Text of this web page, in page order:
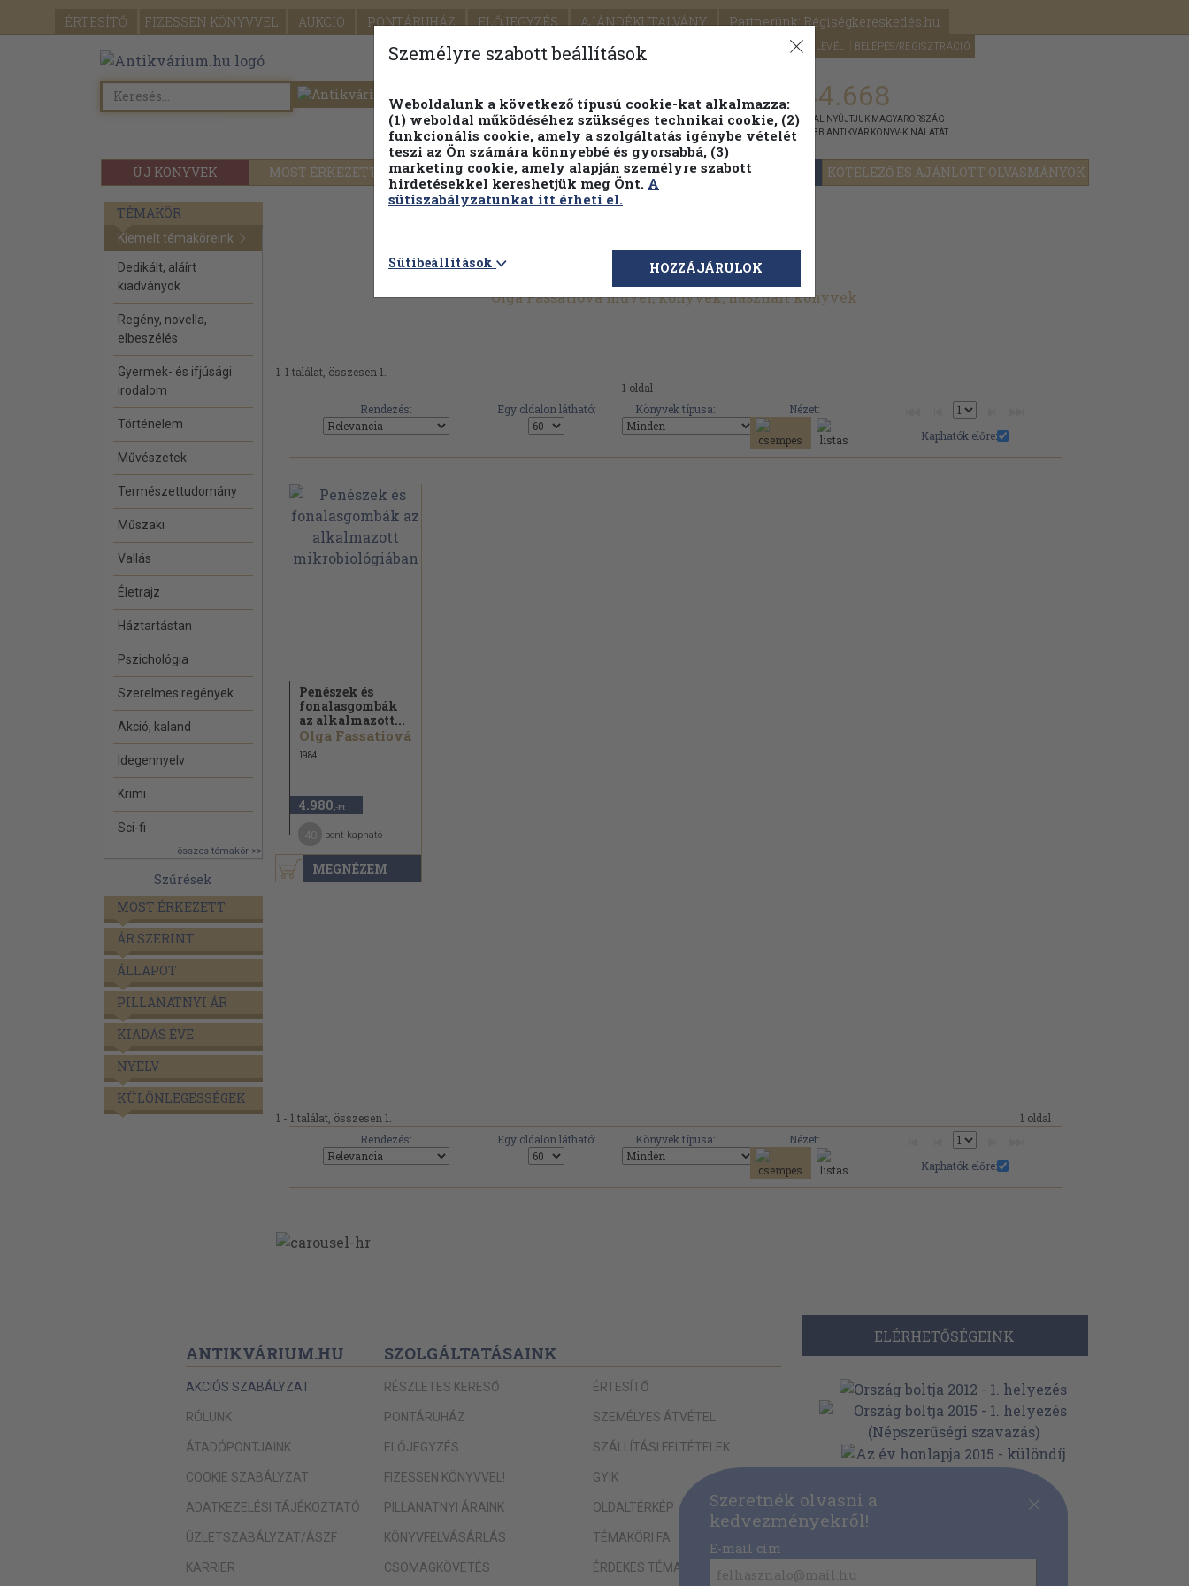
ÉRTESÍTŐ FIZESSEN KÖNYVVEL! AUKCIÓ PONTÁRUHÁZ ELŐJEGYZÉS AJÁNDÉKUTALVÁNY Partnerünk: Régiségkereskedés.hu
SEGÍTSÉG HÍRLEVÉL BELÉPÉS/REGISZTRÁCIÓ
ÚJ KÖNYVEK MOST ÉRKEZETT PILLANATNYI ÁRAINK FENNTARTHATÓ OLVASMÁNYOK KÖTELEZŐ ÉS AJÁNLOTT OLVASMÁNYOK
Részletes kereső Témaköri fa 1.144.668
KIADVÁNNYAL NYÚJTJUK MAGYARORSZÁG
LEGNAGYOBB ANTIKVÁR KÖNYV-KÍNÁLATÁT
TÉMAKÖR
Kiemelt témaköreink
Dedikált, aláírt
kiadványok
Regény, novella,
elbeszélés
Gyermek- és ifjúsági
irodalom
Történelem
Művészetek
Természettudomány
Műszaki
Vallás
Életrajz
Háztartástan
Pszichológia
Szerelmes regények
Akció, kaland
Idegennyelv
Krimi
Sci-fi
összes témakör >>
Szűrések
MOST ÉRKEZETT
ÁR SZERINT
ÁLLAPOT
PILLANATNYI ÁR
KIADÁS ÉVE
NYELV
KÜLÖNLEGESSÉGEK
Olga Fassatiová művei, könyvek, használt könyvek
1-1 találat, összesen 1.
1 oldal
Rendezés:
Egy oldalon látható: Könyvek típusa:
Nézet:
Kaphatók előre:
MEGNÉZEM
Penészek és
fonalasgombák
az alkalmazott...
Olga Fassatiová
1984
4.980 ,-Ft
pont kapható
1 - 1 találat, összesen 1.
1 oldal
Rendezés:
Egy oldalon látható: Könyvek típusa:
Nézet:
Kaphatók előre:
ANTIKVÁRIUM.HU
AKCIÓS SZABÁLYZAT
RÓLUNK
ÁTADÓPONTJAINK
COOKIE SZABÁLYZAT
ADATKEZELÉSI TÁJÉKOZTATÓ
ÜZLETSZABÁLYZAT/ÁSZF
KARRIER
SZOLGÁLTATÁSAINK
RÉSZLETES KERESŐ
PONTÁRUHÁZ
ELŐJEGYZÉS
FIZESSEN KÖNYVVEL!
PILLANATNYI ÁRAINK
KÖNYVFELVÁSÁRLÁS
CSOMAGKÖVETÉS
ÉRTESÍTŐ
SZEMÉLYES ÁTVÉTEL
SZÁLLÍTÁSI FELTÉTELEK
GYIK
OLDALTÉRKÉP
TÉMAKÖRI FA
ÉRDEKES TÉMAKÖREINK
ELÉRHETŐSÉGEINK
Szeretnék olvasni a
kedvezményekről!
E-mail cím
Személyre szabott beállítások
Weboldalunk a következő típusú cookie-kat alkalmazza:
(1) weboldal működéséhez szükséges technikai cookie, (2)
funkcionális cookie, amely a szolgáltatás igénybe vételét
teszi az Ön számára könnyebbé és gyorsabbá, (3)
marketing cookie, amely alapján személyre szabott
hirdetésekkel kereshetjük meg Önt. A
sütiszabályzatunkat itt érheti el.
Sütibeállítások HOZZÁJÁRULOK